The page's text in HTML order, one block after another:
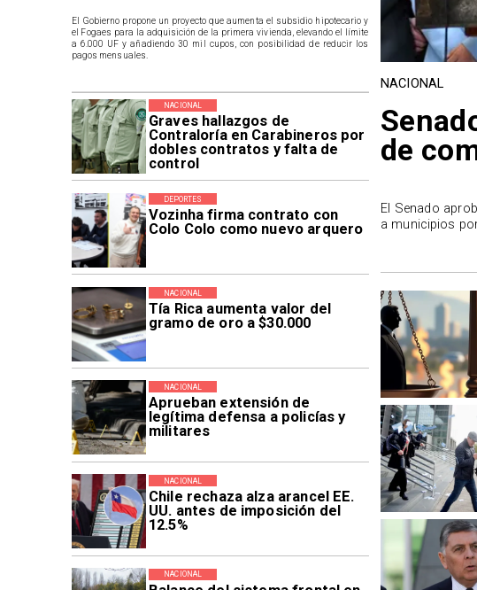
Graves hallazgos de
Contraloría en Carabineros por
dobles contratos y falta de
control
NACIONAL
Vozinha firma contrato con
Colo Colo como nuevo arquero
DEPORTES
Tía Rica aumenta valor del
gramo de oro a $30.000
NACIONAL
Aprueban extensión de
legítima defensa a policías y
militares
NACIONAL
Chile rechaza alza arancel EE.
UU. antes de imposición del
12.5%
NACIONAL
NACIONAL
El Gobierno propone un proyecto que aumenta el subsidio hipotecario y
el Fogaes para la adquisición de la primera vivienda, elevando el límite
a 6.000 UF y añadiendo 30 mil cupos, con posibilidad de reducir los
pagos mensuales.
NACIONAL
de
El Senado
a municipios